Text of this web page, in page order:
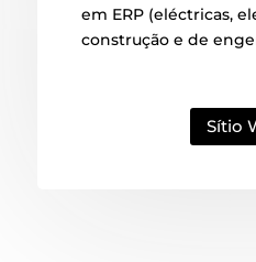
em ERP (eléctricas,
construção e de
Sítio